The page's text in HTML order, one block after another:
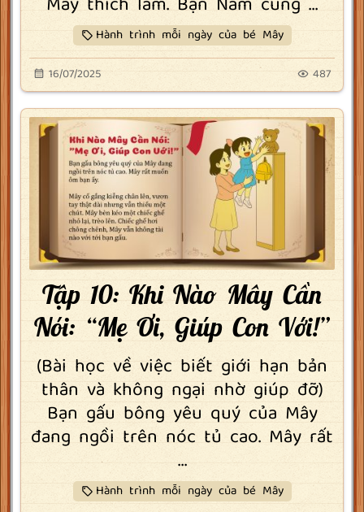
Hành trình mỗi ngày của bé Mây
16/07/2025 487
Tập 10: Khi Nào Mây Cần
Nói: “Mẹ Ơi, Giúp Con Với!”
(Bài học về việc biết giới hạn bản
thân và không ngại nhờ giúp đỡ)
Bạn gấu bông yêu quý của Mây
đang ngồi trên nóc tủ cao. Mây rất
...
Hành trình mỗi ngày của bé Mây